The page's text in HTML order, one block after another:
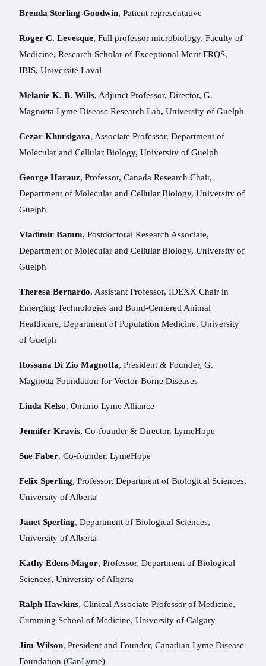
Brenda Sterling-Goodwin, Patient representative
Roger C. Levesque, Full professor microbiology, Faculty of
Medicine, Research Scholar of Exceptional Merit FRQS,
IBIS, Université Laval
Melanie K. B. Wills, Adjunct Professor, Director, G.
Magnotta Lyme Disease Research Lab, University of Guelph
Cezar Khursigara, Associate Professor, Department of
Molecular and Cellular Biology, University of Guelph
George Harauz, Professor, Canada Research Chair,
Department of Molecular and Cellular Biology, University of
Guelph
Vladimir Bamm, Postdoctoral Research Associate,
Department of Molecular and Cellular Biology, University of
Guelph
Theresa Bernardo, Assistant Professor, IDEXX Chair in
Emerging Technologies and Bond-Centered Animal
Healthcare, Department of Population Medicine, University
of Guelph
Rossana Di Zio Magnotta, President & Founder, G.
Magnotta Foundation for Vector-Borne Diseases
Linda Kelso, Ontario Lyme Alliance
Jennifer Kravis, Co-founder & Director, LymeHope
Sue Faber, Co-founder, LymeHope
Felix Sperling, Professor, Department of Biological Sciences,
University of Alberta
Janet Sperling, Department of Biological Sciences,
University of Alberta
Kathy Edens Magor, Professor, Department of Biological
Sciences, University of Alberta
Ralph Hawkins, Clinical Associate Professor of Medicine,
Cumming School of Medicine, University of Calgary
Jim Wilson, President and Founder, Canadian Lyme Disease
Foundation (CanLyme)